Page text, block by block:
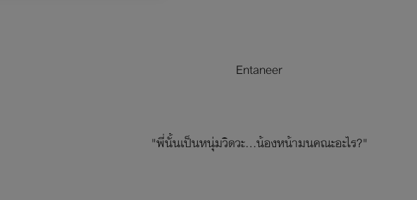
Entaneer
"พี่นั้นเป็นหนุ่มวิดวะ...น้องหน้ามนคณะอะไร?"